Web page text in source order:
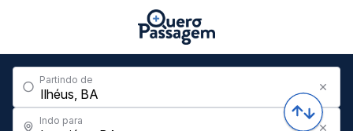
Partindo de
Indo para